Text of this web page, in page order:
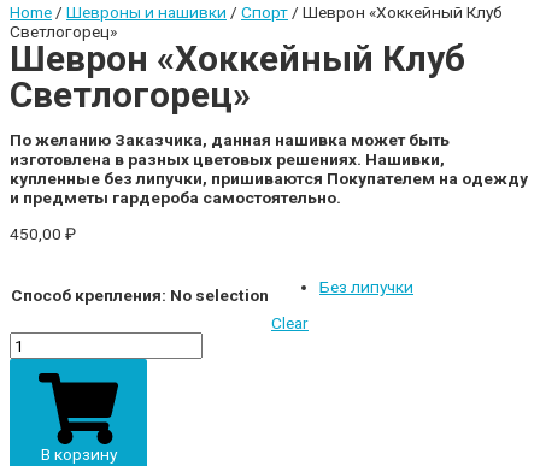
Home/ Шевроны и нашивки / Спорт/ Шеврон «Хоккейный Клуб
Светлогорец»
Шеврон «Хоккейный Клуб
Светлогорец»
По желанию Заказчика, данная нашивка может быть
изготовлена в разных цветовых решениях. Нашивки,
купленные без липучки, пришиваются Покупателем на одежду
и предметы гардероба самостоятельно.
450,00 ₽
Способ крепления: No selection
Без липучки
Clear
Шеврон
"Хоккейный
Клуб
Светлогорец"
quantity
В корзину